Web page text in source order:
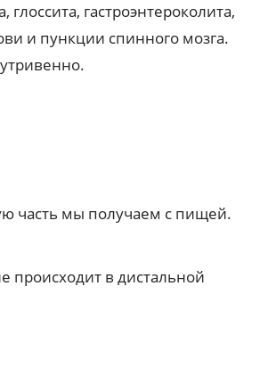
гастроэнтероколита,
и пункции спинного мозга.
часть мы получаем с пищей.
происходит в дистальной